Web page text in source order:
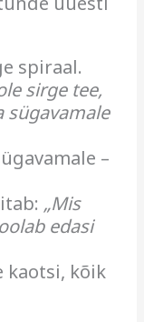
spiraal.
sirge tee,
sügavamale
–
„Mis
edasi
kaotsi, kõik